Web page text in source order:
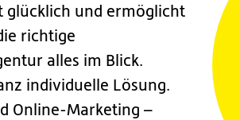
glücklich und ermöglicht
richtige
alles im Blick.
individuelle Lösung.
Online-Marketing –